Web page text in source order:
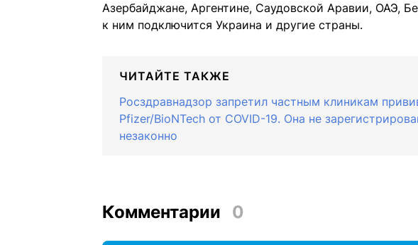
Азербайджане, Аргентине, Саудовской Аравии, ОАЭ,
к ним подключится Украина и другие страны.
ЧИТАЙТЕ ТАКЖЕ
Росздравнадзор запретил частным клиникам
Pfizer/BioNTech от COVID-19. Она не
незаконно
Комментарии 0